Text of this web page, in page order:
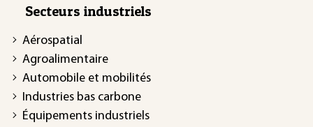
Secteurs industriels
Aérospatial
Agroalimentaire
Automobile et mobilités
Industries bas carbone
Équipements industriels